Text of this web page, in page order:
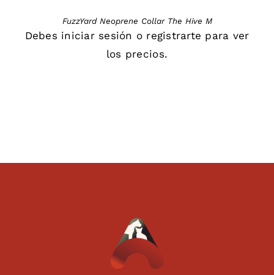
FuzzYard Neoprene Collar The Hive M
Debes iniciar sesión o registrarte para ver
los precios.